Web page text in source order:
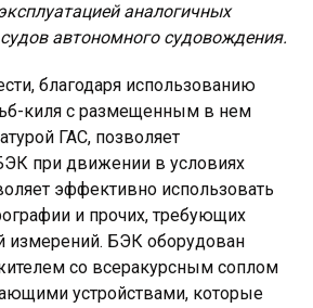
аналогичных
автономного судовождения.
благодаря использованию
киля с размещенным в нем
ГАС, позволяет
при движении в условиях
эффективно использовать
и прочих, требующих
измерений. БЭК оборудован
со всеракурсным соплом
устройствами, которые